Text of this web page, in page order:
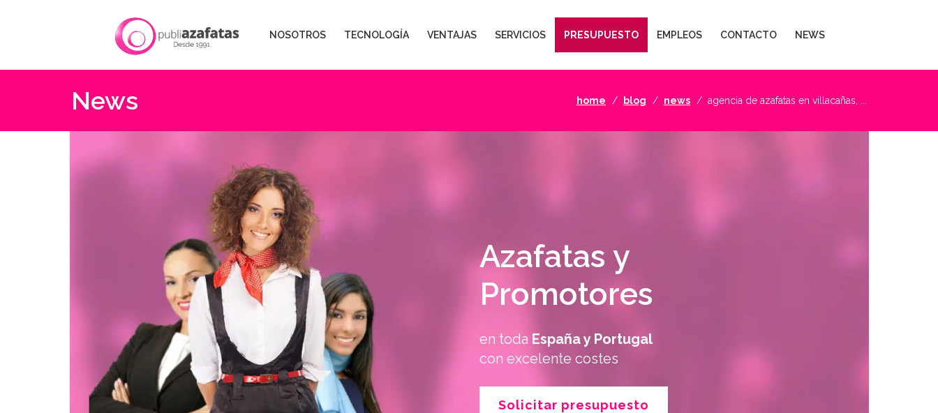
NOSOTROS TECNOLOGÍA VENTAJAS SERVICIOS PRESUPUESTO EMPLEOS CONTACTO NEWS
News home blog news agencia de azafatas en villacañas, ...
Azafatas y
Promotores
en toda España y Portugal
con excelente costes
Solicitar presupuesto